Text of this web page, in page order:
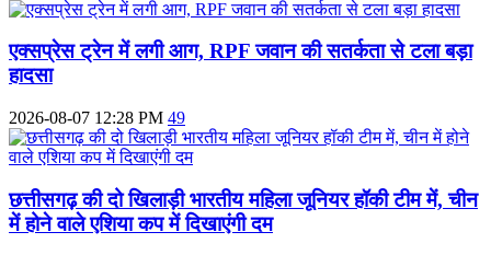
एक्सप्रेस ट्रेन में लगी आग, RPF जवान की सतर्कता से टला बड़ा
हादसा
2026-08-07 12:28 PM 49
छत्तीसगढ़ की दो खिलाड़ी भारतीय महिला जूनियर हॉकी टीम में, चीन
में होने वाले एशिया कप में दिखाएंगी दम